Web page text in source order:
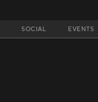
SOCIAL EVENTS